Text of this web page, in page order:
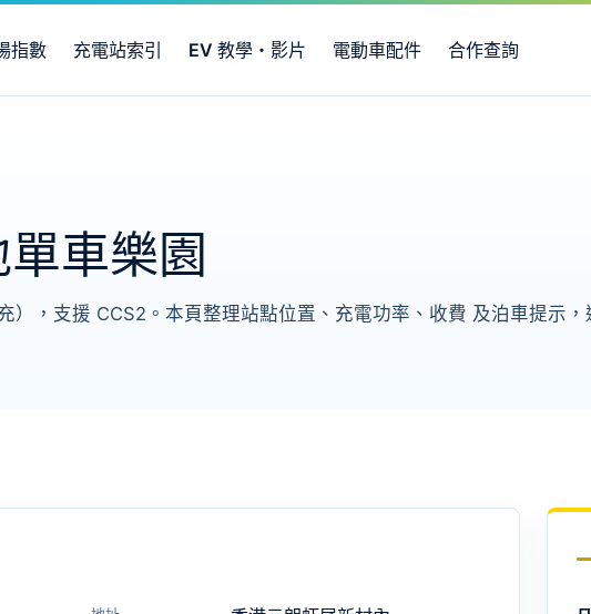
指數 充電站索引 EV 教學・影片 電動車配件 合作查詢
車樂園
），支援 CCS2。本頁整理站點位置、充電功率、收費 及泊車提示